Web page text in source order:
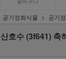
공기정화식물 공기
산호수 (3f641) 축